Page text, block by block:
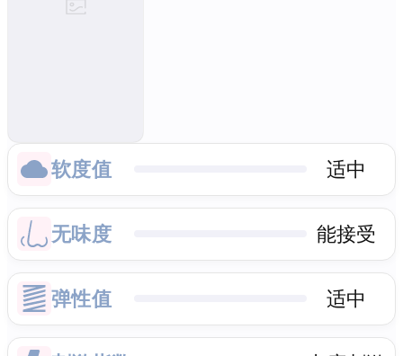
软度值 适中
无味度 能接受
弹性值 适中